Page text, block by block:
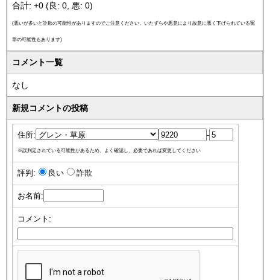
合計: +0 (良: 0, 悪: 0)
(悪いが多いと詐欺の可能性がありますのでご注意ください。いたずらや悪意により故意に悪く下げられている冤
罪の可能性もあります)
コメント一覧
なし
新規コメントの投稿
住所: -
※誤判定されている可能性があるため、よく確認し、必要であれば変更してください
評判: 良い 詐欺
お名前:
コメント: